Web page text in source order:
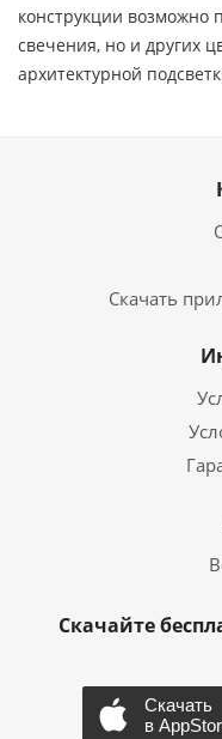
конструкции возможно
свечения, но и других
архитектурной
Скачать
Скачайте